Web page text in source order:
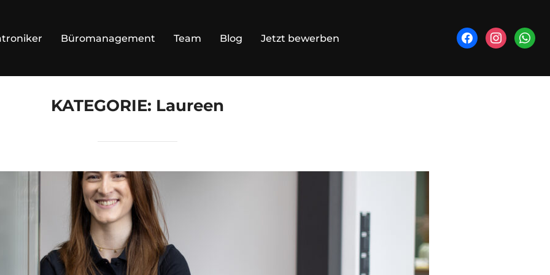
Büromanagement Team Blog Jetzt bewerben facebookinstagram
KATEGORIE: Laureen